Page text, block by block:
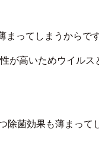
まってしまうからで
が高いためウイル
除菌効果も薄まって